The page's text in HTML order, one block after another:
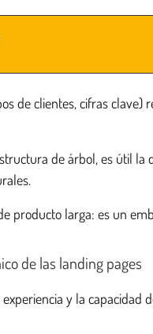
de clientes, cifras
de árbol, es útil
producto larga: es un
de las landing pages
y la